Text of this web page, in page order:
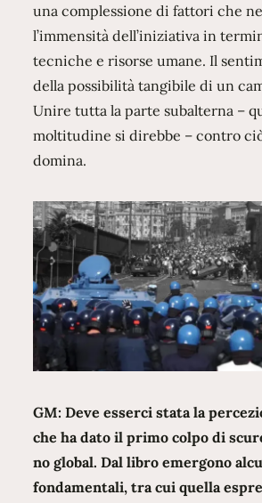
una complessione di fattori che
l’immensità dell’iniziativa in
tecniche e risorse umane. Il
della possibilità tangibile di un
Unire tutta la parte subalterna –
moltitudine si direbbe – contro
domina.
GM: Deve esserci stata la
che ha dato il primo colpo di
no global. Dal libro emergono
fondamentali, tra cui quella